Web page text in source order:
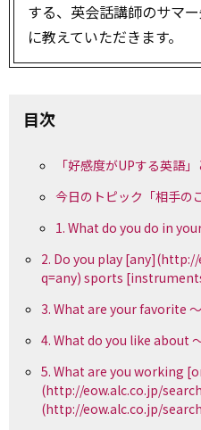
する、英会話講師のサマ
に教えていただきます。
目次
「好感度がUPする英語」
今日のトピック「相手の
1. What do you do in
2. Do you play
q=any) sports
3. What are your favorite
4. What do you like about
5. What are you working
(http://eow.alc.co.jp/
(http://eow.alc.co.jp/